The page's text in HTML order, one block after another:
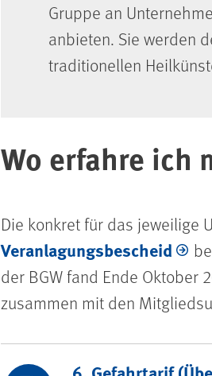
Gruppe an
anbieten. Sie werden
traditionellen
Wo erfahre ich
Die konkret für das jeweilige
Veranlagungsbescheid
der BGW fand Ende Oktober
zusammen mit den
Gefahrtarif